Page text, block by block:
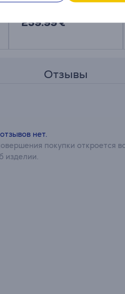
259.99 €
Отзывы
нет.
покупки откроется
изделии.